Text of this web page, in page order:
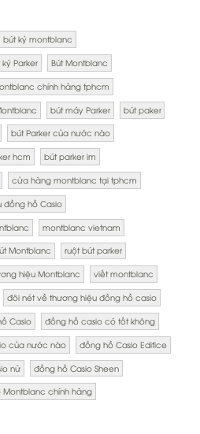
bút ký montblanc
ký Parker Bút Montblanc
chính hãng tphcm
bút máy Parker bút paker
bút Parker của nước nào
hcm bút parker im
cửa hàng montblanc tại tphcm
đồng hồ Casio
montblanc vietnam
Montblanc ruột bút parker
hiệu Montblanc viết montblanc
đôi nét về thương hiệu đồng hồ casio
Casio đồng hồ casio có tốt không
của nước nào đồng hồ Casio Edifice
nữ đồng hồ Casio Sheen
Montblanc chính hãng